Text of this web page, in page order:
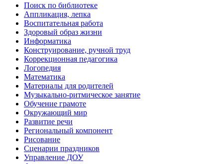
Поиск по библиотеке
Аппликация, лепка
Воспитательная работа
Здоровый образ жизни
Информатика
Конструирование, ручной труд
Коррекционная педагогика
Логопедия
Математика
Материалы для родителей
Музыкально-ритмическое занятие
Обучение грамоте
Окружающий мир
Развитие речи
Региональный компонент
Рисование
Сценарии праздников
Управление ДОУ